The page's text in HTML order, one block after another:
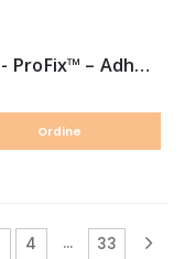
2pcs - ProFix™ – Adhésif ultra-résistant
Ordine
4 … 33